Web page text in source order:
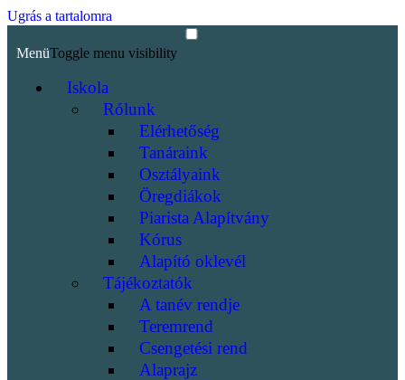
Ugrás a tartalomra
MenüToggle menu visibility
Iskola
Rólunk
Elérhetőség
Tanáraink
Osztályaink
Öregdiákok
Piarista Alapítvány
Kórus
Alapító oklevél
Tájékoztatók
A tanév rendje
Teremrend
Csengetési rend
Alaprajz